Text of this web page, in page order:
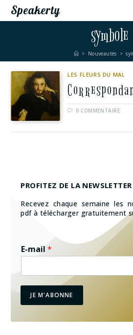
Speakerty
symbole
> Nouveautés >
LES FLEURS DU MAL
0 COMMENTAIRE
PROFITEZ DE LA NEWSLETTER
Recevez chaque semaine les
pdf à télécharger gratuitement
E-mail*
JE M'ABONNE